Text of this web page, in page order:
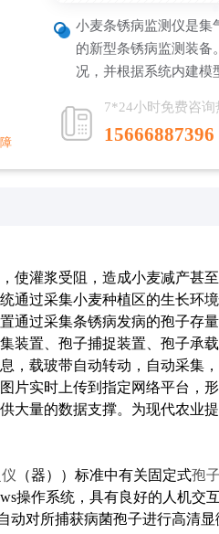
小麦条锈病监测仪是集
的新型条锈病监测装备
况，并根据系统内建模
7*24小时免费咨询
15666887396
使灌浆受阻，造成小麦减产甚
通过采集小麦种植区的生长环
通过采集条锈病发病的孢子存
装置、孢子捕捉装置、孢子承
，载玻带自动转动，自动采集
片实时上传到指定网络平台，
大量的数据支撑。为现代农业
（器））标准中有关固定式孢
操作系统，具有良好的人机交互
动对所捕获病菌孢子进行高清